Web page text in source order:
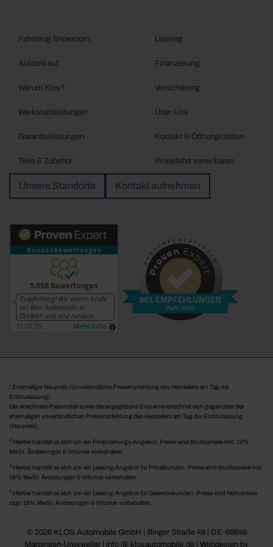
Fahrzeug Showroom
Autoankauf
Warum Klos?
Werkstattleistungen
Garantieleistungen
Teile & Zubehör
Leasing
Finanzierung
Versicherung
Über Uns
Kontakt & Öffnungszeiten
Probefahrt vereinbaren
Unsere Standorte Kontakt aufnehmen
1 Ehemaliger Neupreis (Unverbindliche Preisempfehlung des Herstellers am Tag der
Erstzulassung).
Der errechnete Preisvorteil sowie die angegebene Ersparnis errechnet sich gegenüber der
ehemaligen unverbindlichen Preisempfehlung des Herstellers am Tag der Erstzulassung
(Neupreis).
2 Hierbei handelt es sich um ein Finanzierungs-Angebot. Preise sind Bruttopreise inkl. 19%
MwSt. Änderungen & Irrtümer vorbehalten.
3 Hierbei handelt es sich um ein Leasing-Angebot für Privatkunden. Preise sind Bruttopreise inkl.
19% MwSt. Änderungen & Irrtümer vorbehalten.
4 Hierbei handelt es sich um ein Leasing-Angebot für Gewerbekunden. Preise sind Nettopreise
zzgl. 19% MwSt. Änderungen & Irrtümer vorbehalten.
© 2026 KLOS Automobile GmbH | Illinger Straße 48 | DE-66646
Marpingen-Urexweiler | info @ klosautomobile.de | Webdesign by